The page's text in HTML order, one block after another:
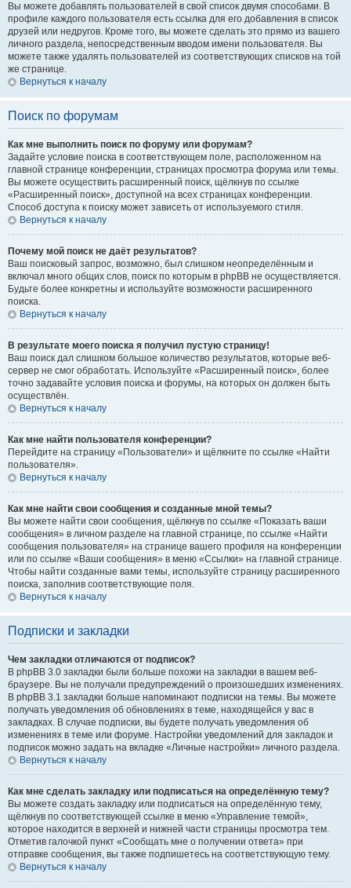
Вы можете добавлять пользователей в свой список двумя способами. В
профиле каждого пользователя есть ссылка для его добавления в список
друзей или недругов. Кроме того, вы можете сделать это прямо из вашего
личного раздела, непосредственным вводом имени пользователя. Вы
можете также удалять пользователей из соответствующих списков на той
же странице.
Вернуться к началу
Поиск по форумам
Как мне выполнить поиск по форуму или форумам?
Задайте условие поиска в соответствующем поле, расположенном на
главной странице конференции, страницах просмотра форума или темы.
Вы можете осуществить расширенный поиск, щёлкнув по ссылке
«Расширенный поиск», доступной на всех страницах конференции.
Способ доступа к поиску может зависеть от используемого стиля.
Вернуться к началу
Почему мой поиск не даёт результатов?
Ваш поисковый запрос, возможно, был слишком неопределённым и
включал много общих слов, поиск по которым в phpBB не осуществляется.
Будьте более конкретны и используйте возможности расширенного
поиска.
Вернуться к началу
В результате моего поиска я получил пустую страницу!
Ваш поиск дал слишком большое количество результатов, которые веб-
сервер не смог обработать. Используйте «Расширенный поиск», более
точно задавайте условия поиска и форумы, на которых он должен быть
осуществлён.
Вернуться к началу
Как мне найти пользователя конференции?
Перейдите на страницу «Пользователи» и щёлкните по ссылке «Найти
пользователя».
Вернуться к началу
Как мне найти свои сообщения и созданные мной темы?
Вы можете найти свои сообщения, щёлкнув по ссылке «Показать ваши
сообщения» в личном разделе на главной странице, по ссылке «Найти
сообщения пользователя» на странице вашего профиля на конференции
или по ссылке «Ваши сообщения» в меню «Ссылки» на главной странице.
Чтобы найти созданные вами темы, используйте страницу расширенного
поиска, заполнив соответствующие поля.
Вернуться к началу
Подписки и закладки
Чем закладки отличаются от подписок?
В phpBB 3.0 закладки были больше похожи на закладки в вашем веб-
браузере. Вы не получали предупреждений о произошедших изменениях.
В phpBB 3.1 закладки больше напоминают подписки на темы. Вы можете
получать уведомления об обновлениях в теме, находящейся у вас в
закладках. В случае подписки, вы будете получать уведомления об
изменениях в теме или форуме. Настройки уведомлений для закладок и
подписок можно задать на вкладке «Личные настройки» личного раздела.
Вернуться к началу
Как мне сделать закладку или подписаться на определённую тему?
Вы можете создать закладку или подписаться на определённую тему,
щёлкнув по соответствующей ссылке в меню «Управление темой»,
которое находится в верхней и нижней части страницы просмотра тем.
Отметив галочкой пункт «Сообщать мне о получении ответа» при
отправке сообщения, вы также подпишетесь на соответствующую тему.
Вернуться к началу